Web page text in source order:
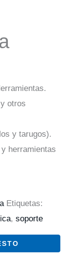
otros
y tarugos).
herramientas
Etiquetas:
,soporte